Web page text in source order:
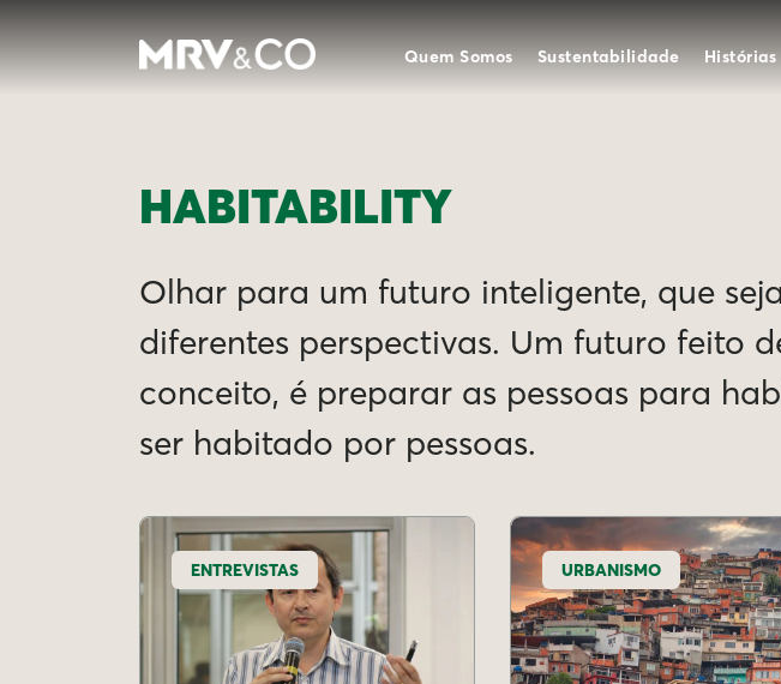
Quem Somos Sustentabilidade Histórias
HABITABILITY
Olhar para um futuro inteligente, que
diferentes perspectivas. Um futuro feito
conceito, é preparar as pessoas para
ser habitado por pessoas.
ENTREVISTAS URBANISMO